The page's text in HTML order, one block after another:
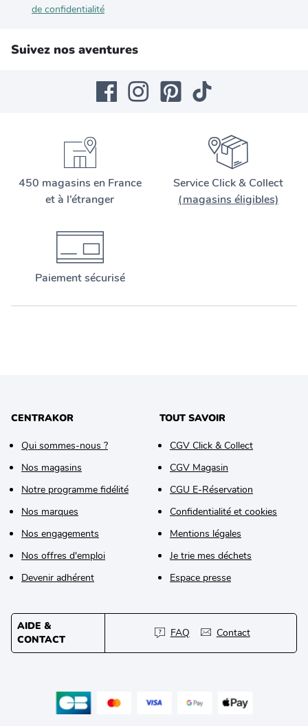
de confidentialité
Suivez nos aventures
450 magasins en France
et à l’étranger
Service Click & Collect
(magasins éligibles)
Paiement sécurisé
CENTRAKOR
Qui sommes-nous ?
Nos magasins
Notre programme fidélité
Nos marques
Nos engagements
Nos offres d'emploi
Devenir adhérent
TOUT SAVOIR
CGV Click & Collect
CGV Magasin
CGU E-Réservation
Confidentialité et cookies
Mentions légales
Je trie mes déchets
Espace presse
AIDE &
CONTACT
FAQ Contact